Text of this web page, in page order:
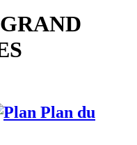
Plan du